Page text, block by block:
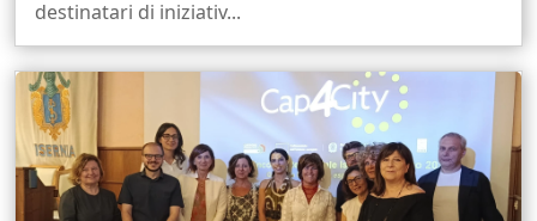
destinatari di iniziativ...